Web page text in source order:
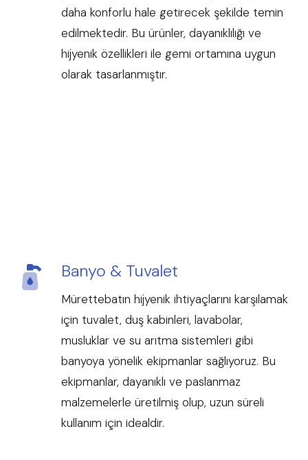
daha konforlu hale getirecek şekilde temin
edilmektedir. Bu ürünler, dayanıklılığı ve
hijyenik özellikleri ile gemi ortamına uygun
olarak tasarlanmıştır.
Banyo & Tuvalet
Mürettebatın hijyenik ihtiyaçlarını karşılamak
için tuvalet, duş kabinleri, lavabolar,
musluklar ve su arıtma sistemleri gibi
banyoya yönelik ekipmanlar sağlıyoruz. Bu
ekipmanlar, dayanıklı ve paslanmaz
malzemelerle üretilmiş olup, uzun süreli
kullanım için idealdir.